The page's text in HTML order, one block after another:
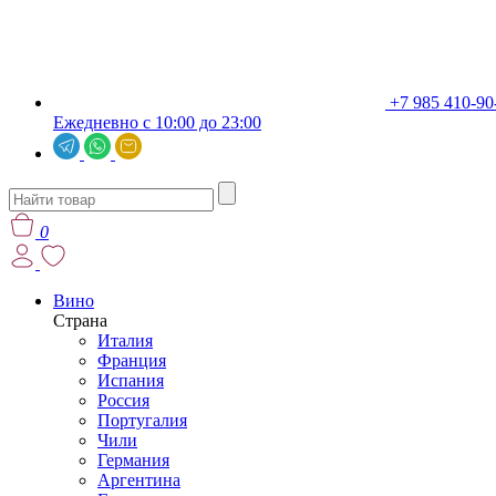
+7 985 410-
Ежедневно с 10:00 до 23:00
0
Вино
Страна
Италия
Франция
Испания
Россия
Португалия
Чили
Германия
Аргентина